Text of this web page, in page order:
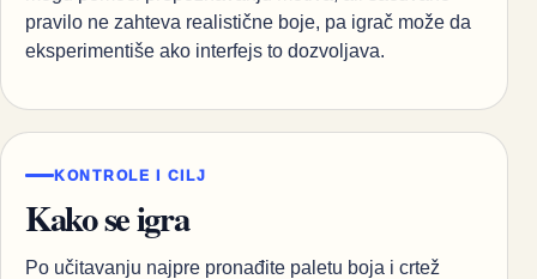
pravilo ne zahteva realistične boje, pa igrač može da
eksperimentiše ako interfejs to dozvoljava.
KONTROLE I CILJ
Kako se igra
Po učitavanju najpre pronađite paletu boja i crtež